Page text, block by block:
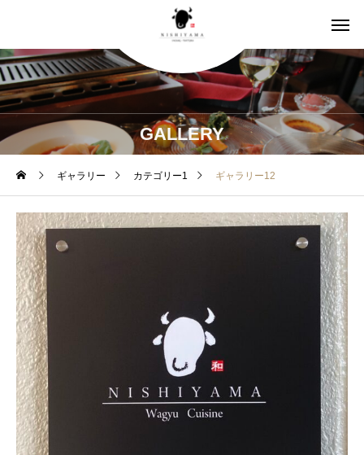
GALLERY
ギャラリー カテゴリー1 ギャラリー12